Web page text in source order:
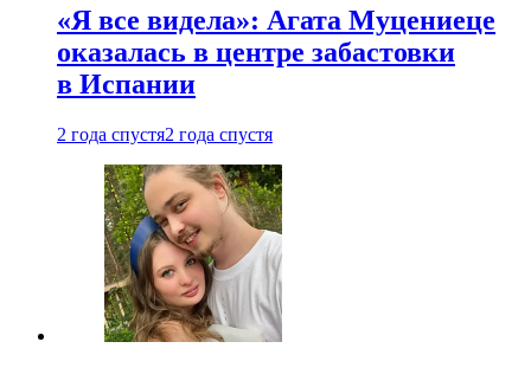
«Я все видела»: Агата Муцениеце
оказалась в центре забастовки
в Испании
2 года спустя2 года спустя